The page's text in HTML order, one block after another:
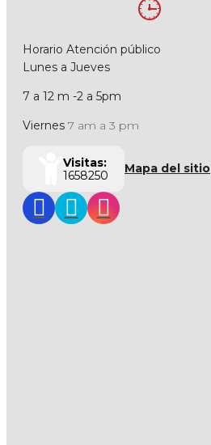
Horario Atención público
Lunes a Jueves
7 a 12 m -2 a 5pm
Viernes 7 am a 3 pm
Visitas:
1658250
Mapa del sitio